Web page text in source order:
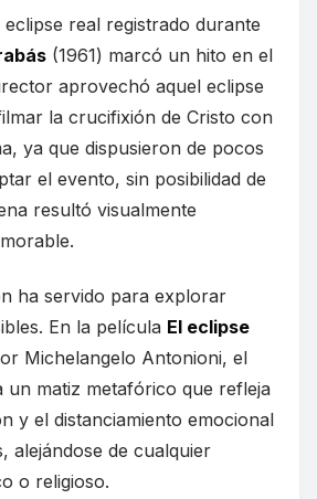
real registrado durante
(1961) marcó un hito en el
aprovechó aquel eclipse
la crucifixión de Cristo con
ya que dispusieron de pocos
el evento, sin posibilidad de
resultó visualmente
ha servido para explorar
En la película El eclipse
Michelangelo Antonioni, el
matiz metafórico que refleja
y el distanciamiento emocional
alejándose de cualquier
o religioso.